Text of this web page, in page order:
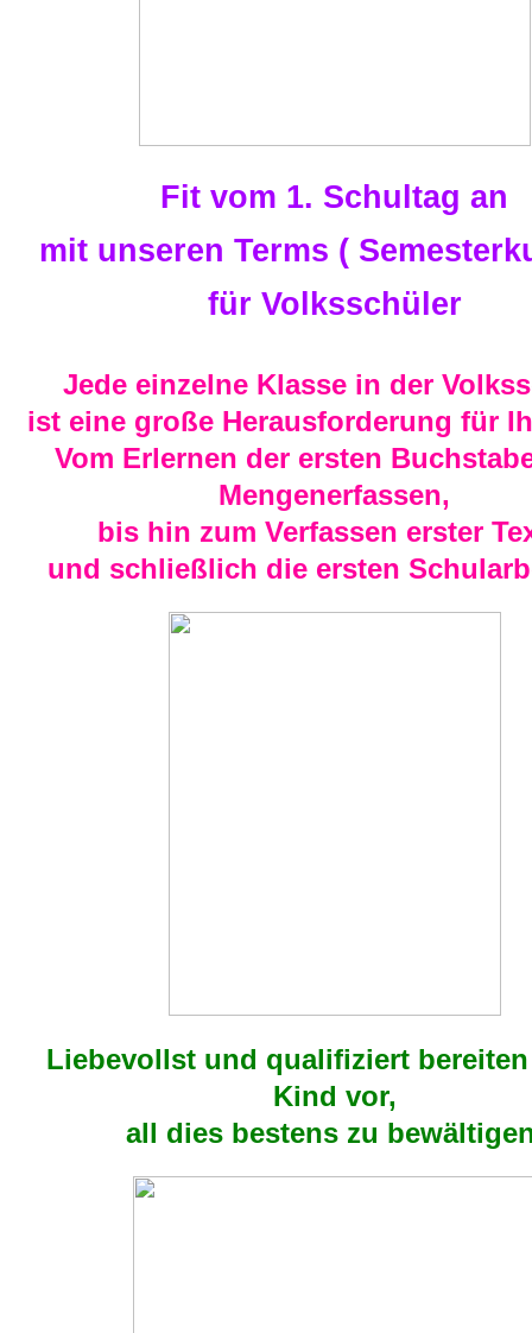
Fit vom 1. Schultag an
mit unseren Terms (
für Volksschüler
Jede einzelne Klasse in der
ist eine große Herausforderung für
Vom Erlernen der ersten
Mengenerfassen,
bis hin zum Verfassen erster
und schließlich die ersten
Liebevollst und qualifiziert
Kind vor,
all dies bestens zu